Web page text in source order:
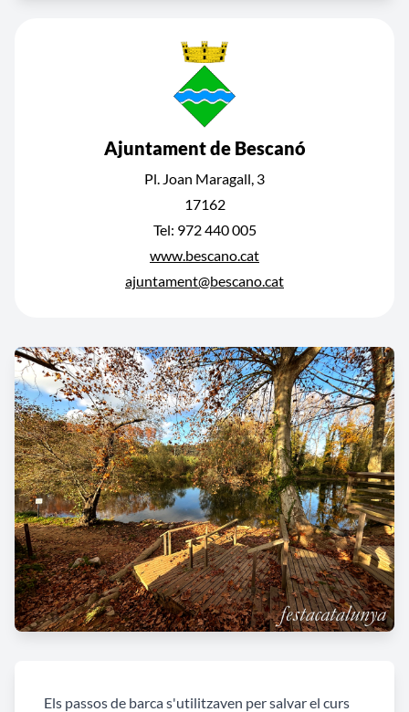
Ajuntament de Bescanó
Pl. Joan Maragall, 3
17162
Tel: 972 440 005
www.bescano.cat
ajuntament@bescano.cat
Els passos de barca s'utilitzaven per salvar el curs